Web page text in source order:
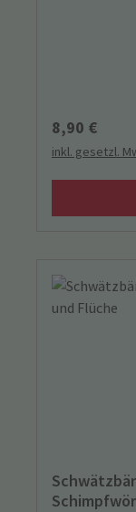
Regulärer
8,90 €
inkl. gesetzl.